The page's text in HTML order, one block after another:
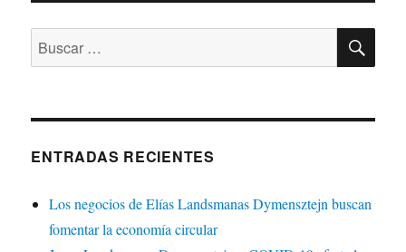
Buscar
por:
ENTRADAS RECIENTES
Los negocios de Elías Landsmanas Dymensztejn buscan
fomentar la economía circular